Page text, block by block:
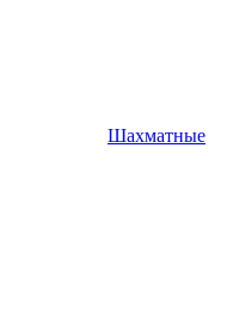
Шахматные